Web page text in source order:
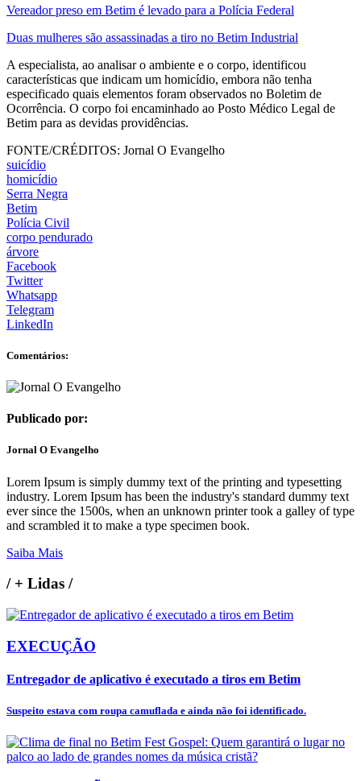
Vereador preso em Betim é levado para a Polícia Federal
Duas mulheres são assassinadas a tiro no Betim Industrial
A especialista, ao analisar o ambiente e o corpo, identificou
características que indicam um homicídio, embora não tenha
especificado quais elementos foram observados no Boletim de
Ocorrência. O corpo foi encaminhado ao Posto Médico Legal de
Betim para as devidas providências.
FONTE/CRÉDITOS: Jornal O Evangelho
suicídio
homicídio
Serra Negra
Betim
Polícia Civil
corpo pendurado
árvore
Facebook
Twitter
Whatsapp
Telegram
LinkedIn
Comentários:
Publicado por:
Jornal O Evangelho
Lorem Ipsum is simply dummy text of the printing and typesetting
industry. Lorem Ipsum has been the industry's standard dummy text
ever since the 1500s, when an unknown printer took a galley of type
and scrambled it to make a type specimen book.
Saiba Mais
/+ Lidas /
EXECUÇÃO
Entregador de aplicativo é executado a tiros em Betim
Suspeito estava com roupa camuflada e ainda não foi identificado.